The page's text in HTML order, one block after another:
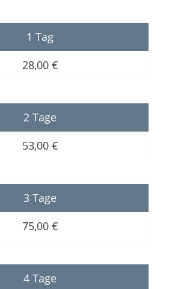
1 Tag
28,00 €
2 Tage
53,00 €
3 Tage
75,00 €
4 Tage